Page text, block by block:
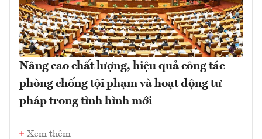
Nâng cao chất lượng, hiệu quả công tác
phòng chống tội phạm và hoạt động tư
pháp trong tình hình mới
Xem thêm